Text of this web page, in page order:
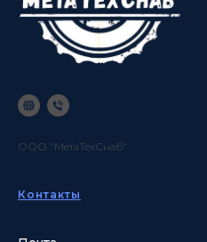
ООО "МетаТехСнаб"
Контакты